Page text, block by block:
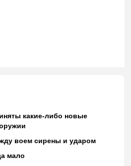
какие-либо новые
воем сирены и ударом
мало